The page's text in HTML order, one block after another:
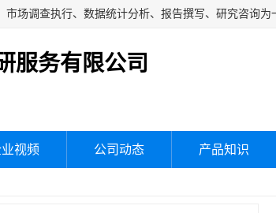
服务有限公司
视频 公司动态 产品知识